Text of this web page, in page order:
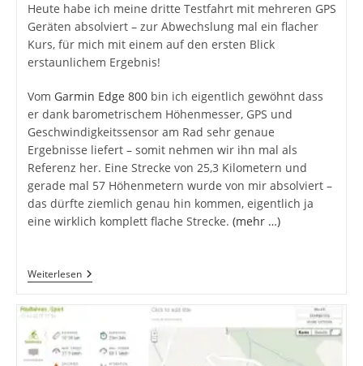
Heute habe ich meine dritte Testfahrt mit mehreren GPS
Geräten absolviert – zur Abwechslung mal ein flacher
Kurs, für mich mit einem auf den ersten Blick
erstaunlichem Ergebnis!
Vom Garmin Edge 800bin ich eigentlich gewöhnt dass
er dank barometrischem Höhenmesser, GPS und
Geschwindigkeitssensor am Rad sehr genaue
Ergebnisse liefert – somit nehmen wir ihn mal als
Referenz her. Eine Strecke von 25,3 Kilometern und
gerade mal 57 Höhenmetern wurde von mir absolviert –
das dürfte ziemlich genau hin kommen, eigentlich ja
eine wirklich komplett flache Strecke. (mehr …)
WeiterlesenTraue
Keinem
Iphone
4,